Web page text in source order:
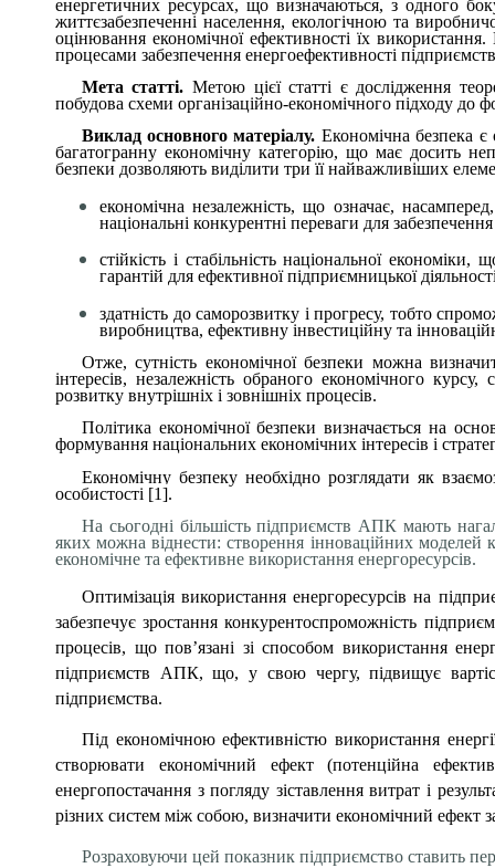
енергетичних ресурсах, що визначаються, з одного
життєзабезпеченні населення, екологічною та
оцінювання економічної ефективності їх
процесами забезпечення енергоефективності
Мета статті. Метою цієї статті є дослідження
побудова схеми організаційно-економічного підходу
Виклад основного матеріалу. Економічна безпека
багатогранну економічну категорію, що має досить
безпеки дозволяють виділити три її найважливіших
економічна незалежність, що означає,
національні конкурентні переваги для
стійкість і стабільність національної
гарантій для ефективної підприємницької
здатність до саморозвитку і прогресу, тобто
виробництва, ефективну інвестиційну та
Отже, сутність економічної безпеки можна
інтересів, незалежність обраного економічного
розвитку внутрішніх і зовнішніх процесів.
Політика економічної безпеки визначається на
формування національних економічних інтересів і
Економічну безпеку необхідно розглядати як
особистості [1].
На сьогодні більшість підприємств АПК мають
яких можна віднести: створення інноваційних моделей
економічне та ефективне використання енергоресурсів.
Оптимізація використання енергоресурсів на
забезпечує зростання конкурентоспроможність
процесів, що пов’язані зі способом використання
підприємств АПК, що, у свою чергу, підвищує
підприємства.
Під економічною ефективністю використання
створювати економічний ефект (потенційна
енергопостачання з погляду зіставлення витрат і
різних систем між собою, визначити економічний ефект
Розраховуючи цей показник підприємство ставить